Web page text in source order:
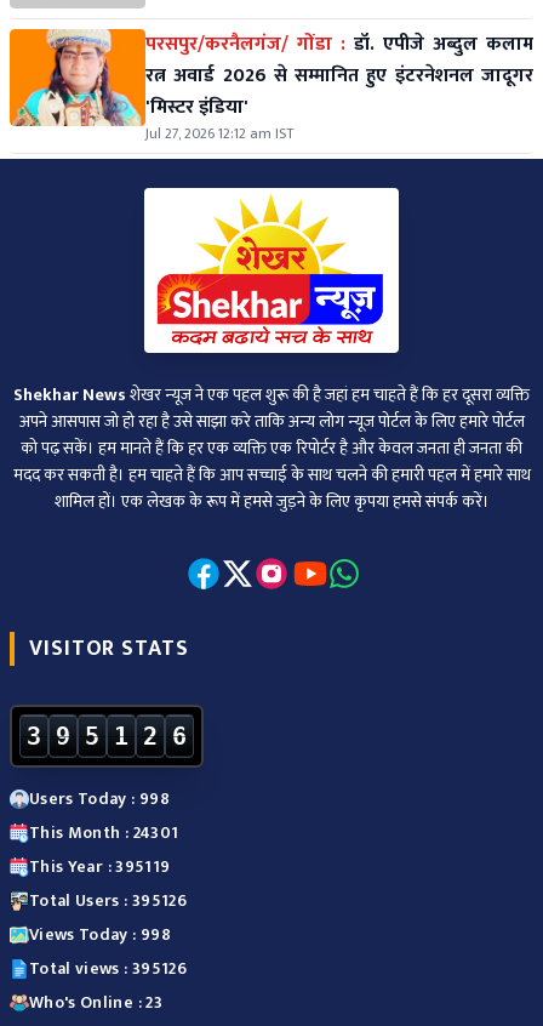
परसपुर/करनैलगंज/ गोंडा : डॉ. एपीजे अब्दुल कलाम
रत्न अवार्ड 2026 से सम्मानित हुए इंटरनेशनल जादूगर
'मिस्टर इंडिया'
Jul 27, 2026 12:12 am IST
Shekhar Newsशेखर न्‍यूज ने एक पहल शुरू की है जहां हम चाहते हैं कि हर दूसरा व्‍यक्ति
अपने आसपास जो हो रहा है उसे साझा करे ताकि अन्‍य लोग न्‍यूज पोर्टल के लिए हमारे पोर्टल
को पढ़ सकें। हम मानते हैं कि हर एक व्यक्ति एक रिपोर्टर है और केवल जनता ही जनता की
मदद कर सकती है। हम चाहते हैं कि आप सच्चाई के साथ चलने की हमारी पहल में हमारे साथ
शामिल हों। एक लेखक के रूप में हमसे जुड़ने के लिए कृपया हमसे संपर्क करें।
VISITOR STATS
3 9 5 1 2 6
Users Today : 998
This Month : 24301
This Year : 395119
Total Users : 395126
Views Today : 998
Total views : 395126
Who's Online : 23